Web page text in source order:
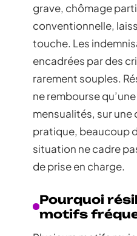
grave, chômage
conventionnelle,
touche. Les
encadrées par des
rarement souples.
ne rembourse
mensualités, sur une
pratique, beaucoup
situation ne cadre
de prise en charge.
Pourquoi
motifs